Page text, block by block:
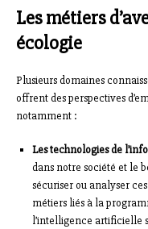
Les métiers
écologie
Plusieurs domaines
offrent des perspectives
notamment :
Les technologies de
dans notre société et le
sécuriser ou analyser
métiers liés à la
l’intelligence artificielle